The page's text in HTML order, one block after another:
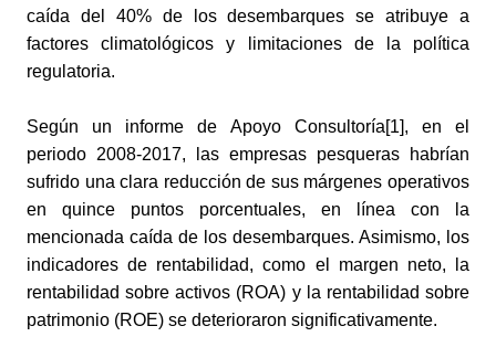
caída del 40% de los desembarques se atribuye a
factores climatológicos y limitaciones de la política
regulatoria.
Según un informe de Apoyo Consultoría[1], en el
periodo 2008-2017, las empresas pesqueras habrían
sufrido una clara reducción de sus márgenes operativos
en quince puntos porcentuales, en línea con la
mencionada caída de los desembarques. Asimismo, los
indicadores de rentabilidad, como el margen neto, la
rentabilidad sobre activos (ROA) y la rentabilidad sobre
patrimonio (ROE) se deterioraron significativamente.